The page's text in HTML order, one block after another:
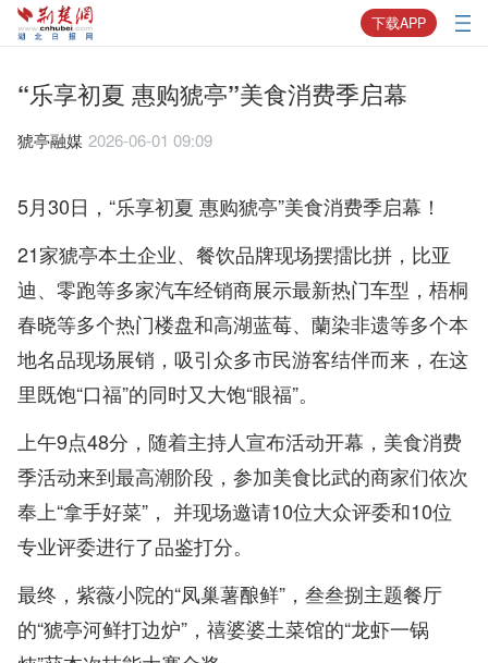
下载APP
“乐享初夏 惠购猇亭”美食消费季启幕
猇亭融媒 2026-06-01 09:09
5月30日，“乐享初夏 惠购猇亭”美食消费季启幕！
21家猇亭本土企业、餐饮品牌现场摆擂比拼，比亚
迪、零跑等多家汽车经销商展示最新热门车型，梧桐
春晓等多个热门楼盘和高湖蓝莓、蘭染非遗等多个本
地名品现场展销，吸引众多市民游客结伴而来，在这
里既饱“口福”的同时又大饱“眼福”。
上午9点48分，随着主持人宣布活动开幕，美食消费
季活动来到最高潮阶段，参加美食比武的商家们依次
奉上“拿手好菜”， 并现场邀请10位大众评委和10位
专业评委进行了品鉴打分。
最终，紫薇小院的“凤巢薯酿鲜”，叁叁捌主题餐厅
的“猇亭河鲜打边炉”，禧婆婆土菜馆的“龙虾一锅